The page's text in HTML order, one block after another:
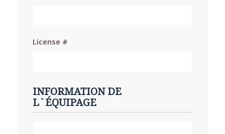
License #
INFORMATION DE
L`ÉQUIPAGE